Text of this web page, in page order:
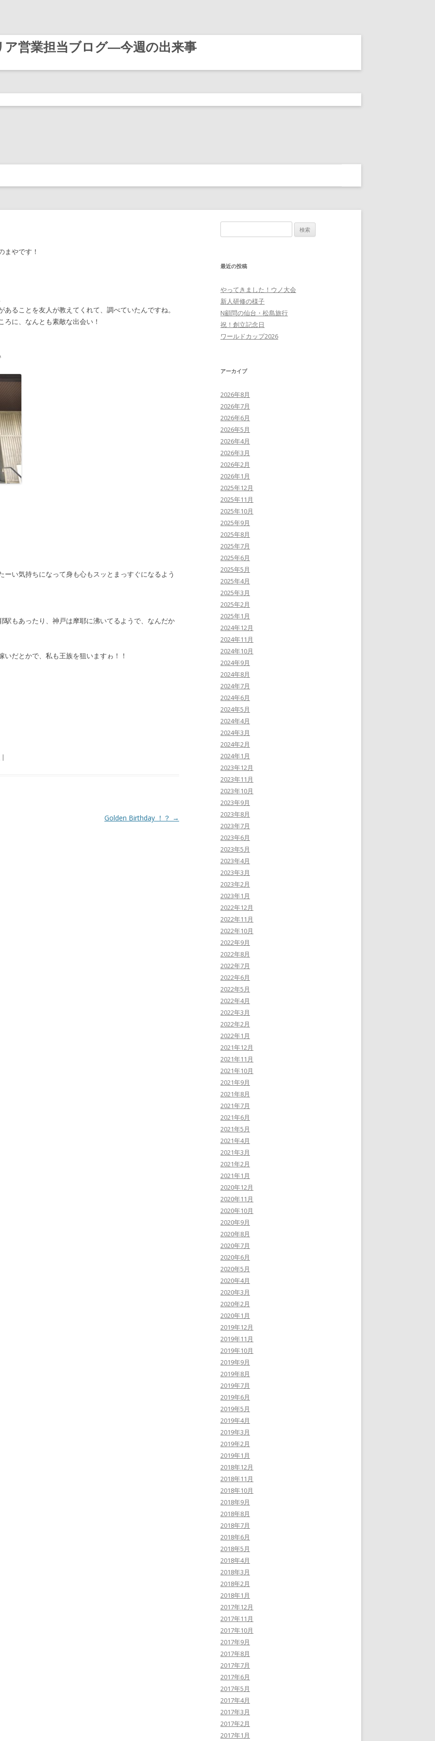
ア営業担当ブログ―今週の出来事
Skip
まやです！
ることを友人が教えてくれて、調べていたんですね。
に、なんとも素敵な出会い！
い気持ちになって身も心もスッとまっすぐになるよう
駅もあったり、神戸は摩耶に沸いてるようで、なんだか
いだとかで、私も王族を狙いますゎ！！
|
Golden Birthday ！？ →
索:
最近の投稿
やってきました！ウノ大会
新人研修の様子
N顧問の仙台・松島旅行
祝！創立記念日
ワールドカップ2026
アーカイブ
2026年8月
2026年7月
2026年6月
2026年5月
2026年4月
2026年3月
2026年2月
2026年1月
2025年12月
2025年11月
2025年10月
2025年9月
2025年8月
2025年7月
2025年6月
2025年5月
2025年4月
2025年3月
2025年2月
2025年1月
2024年12月
2024年11月
2024年10月
2024年9月
2024年8月
2024年7月
2024年6月
2024年5月
2024年4月
2024年3月
2024年2月
2024年1月
2023年12月
2023年11月
2023年10月
2023年9月
2023年8月
2023年7月
2023年6月
2023年5月
2023年4月
2023年3月
2023年2月
2023年1月
2022年12月
2022年11月
2022年10月
2022年9月
2022年8月
2022年7月
2022年6月
2022年5月
2022年4月
2022年3月
2022年2月
2022年1月
2021年12月
2021年11月
2021年10月
2021年9月
2021年8月
2021年7月
2021年6月
2021年5月
2021年4月
2021年3月
2021年2月
2021年1月
2020年12月
2020年11月
2020年10月
2020年9月
2020年8月
2020年7月
2020年6月
2020年5月
2020年4月
2020年3月
2020年2月
2020年1月
2019年12月
2019年11月
2019年10月
2019年9月
2019年8月
2019年7月
2019年6月
2019年5月
2019年4月
2019年3月
2019年2月
2019年1月
2018年12月
2018年11月
2018年10月
2018年9月
2018年8月
2018年7月
2018年6月
2018年5月
2018年4月
2018年3月
2018年2月
2018年1月
2017年12月
2017年11月
2017年10月
2017年9月
2017年8月
2017年7月
2017年6月
2017年5月
2017年4月
2017年3月
2017年2月
2017年1月